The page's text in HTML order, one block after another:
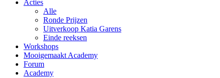
Acties
Alle
Ronde Prijzen
Uitverkoop Katia Garens
Einde reeksen
Workshops
Mooigemaakt Academy
Forum
Academy